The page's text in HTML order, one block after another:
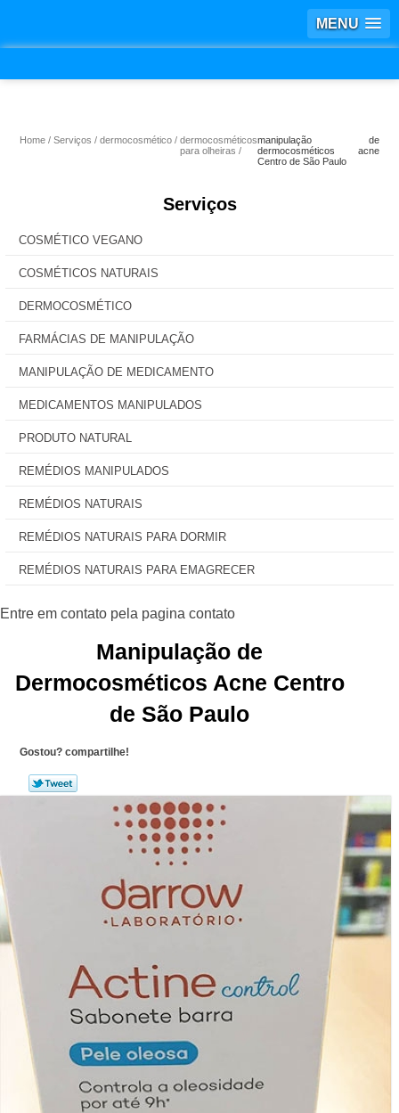
MENU
Home Serviços dermocosmético
dermocosméticos
para olheiras
manipulação de
dermocosméticos acne
Centro de São Paulo
Serviços
COSMÉTICO VEGANO
COSMÉTICOS NATURAIS
DERMOCOSMÉTICO
FARMÁCIAS DE MANIPULAÇÃO
MANIPULAÇÃO DE MEDICAMENTO
MEDICAMENTOS MANIPULADOS
PRODUTO NATURAL
REMÉDIOS MANIPULADOS
REMÉDIOS NATURAIS
REMÉDIOS NATURAIS PARA DORMIR
REMÉDIOS NATURAIS PARA EMAGRECER
Manipulação de
Dermocosméticos Acne Centro
de São Paulo
Gostou? compartilhe!